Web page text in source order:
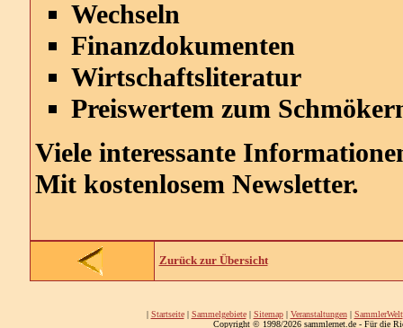
Wechseln
Finanzdokumenten
Wirtschaftsliteratur
Preiswertem zum
Viele interessante
Mit kostenlosem Newsletter.
Zurück zur Übersicht
| Startseite| Sammelgebiete| Sitemap| Veranstaltungen| SammlerWelt
Copyright © 1998/2026 sammlernet.de - Für die